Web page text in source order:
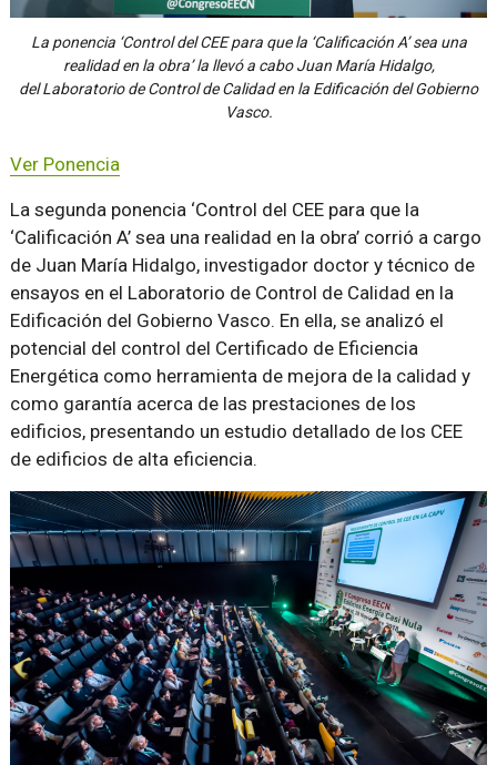
La ponencia ‘Control del CEE para que la ‘Calificación A’ sea una
realidad en la obra’ la llevó a cabo Juan María Hidalgo,
del Laboratorio de Control de Calidad en la Edificación del Gobierno
Vasco.
Ver Ponencia
La segunda ponencia ‘Control del CEE para que la
‘Calificación A’ sea una realidad en la obra’ corrió a cargo
de Juan María Hidalgo, investigador doctor y técnico de
ensayos en el Laboratorio de Control de Calidad en la
Edificación del Gobierno Vasco. En ella, se analizó el
potencial del control del Certificado de Eficiencia
Energética como herramienta de mejora de la calidad y
como garantía acerca de las prestaciones de los
edificios, presentando un estudio detallado de los CEE
de edificios de alta eficiencia.